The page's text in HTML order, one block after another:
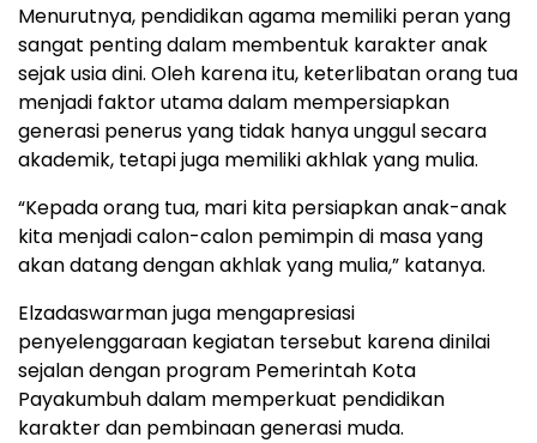
Menurutnya, pendidikan agama memiliki peran yang
sangat penting dalam membentuk karakter anak
sejak usia dini. Oleh karena itu, keterlibatan orang tua
menjadi faktor utama dalam mempersiapkan
generasi penerus yang tidak hanya unggul secara
akademik, tetapi juga memiliki akhlak yang mulia.
“Kepada orang tua, mari kita persiapkan anak-anak
kita menjadi calon-calon pemimpin di masa yang
akan datang dengan akhlak yang mulia,” katanya.
Elzadaswarman juga mengapresiasi
penyelenggaraan kegiatan tersebut karena dinilai
sejalan dengan program Pemerintah Kota
Payakumbuh dalam memperkuat pendidikan
karakter dan pembinaan generasi muda.